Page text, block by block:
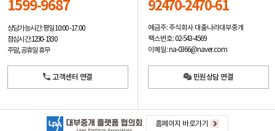
1599-9687
상담가능시간: 평일10:00 -17:00
점심시간: 12:30 - 13:30
주말, 공휴일 휴무
고객센터 연결
92470-2470-61
예금주: 주식회사 대출나라대부중개
팩스번호: 02-543-4569
이메일: na-0366@naver.com
민원상담 연결
홈페이지 바로가기